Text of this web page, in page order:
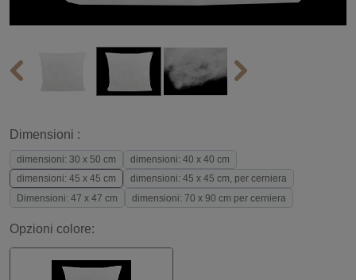
Dimensioni :
dimensioni: 30 x 50 cm
dimensioni: 40 x 40 cm
dimensioni: 45 x 45 cm
dimensioni: 45 x 45 cm, per cerniera
Dimensioni: 47 x 47 cm
dimensioni: 70 x 90 cm per cerniera
Opzioni colore: